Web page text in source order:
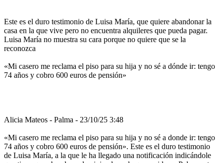
Este es el duro testimonio de Luisa María, que quiere abandonar la
casa en la que vive pero no encuentra alquileres que pueda pagar.
Luisa María no muestra su cara porque no quiere que se la
reconozca
«Mi casero me reclama el piso para su hija y no sé a dónde ir: tengo
74 años y cobro 600 euros de pensión»
Alicia Mateos - Palma - 23/10/25 3:48
«Mi casero me reclama el piso para su hija y no sé a donde ir: tengo
74 años y cobro 600 euros de pensión». Este es el duro testimonio
de Luisa María, a la que le ha llegado una notificación indicándole